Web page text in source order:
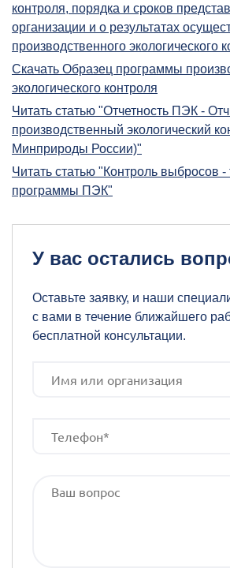
контроля, порядка и сроков
организации и о результатах
производственного экологического
Скачать Образец программы
экологического контроля
Читать статью "Отчетность ПЭК -
производственный экологический
Минприроды России)"
Читать статью "Контроль выбросов -
программы ПЭК"
У вас остались
Оставьте заявку, и наши
с вами в течение ближайшего
бесплатной консультации.